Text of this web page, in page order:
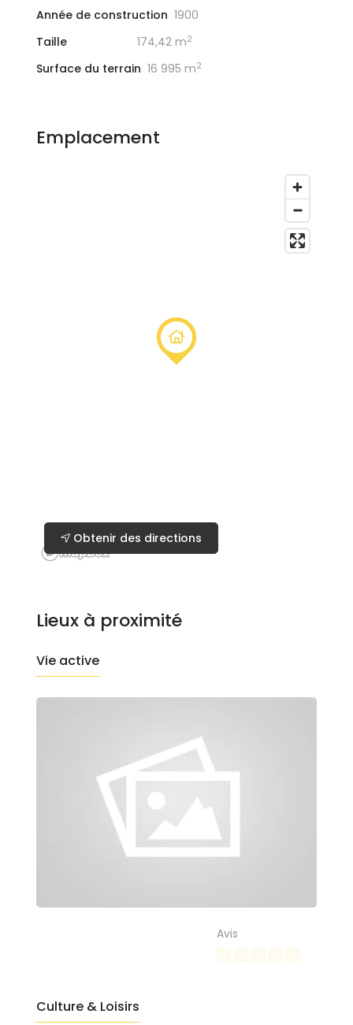
Année de construction 1900
Taille
174,42 m2
Surface du terrain 16 995 m2
Emplacement
Obtenir des directions
Lieux à proximité
Vie active
Avis
Culture & Loisirs